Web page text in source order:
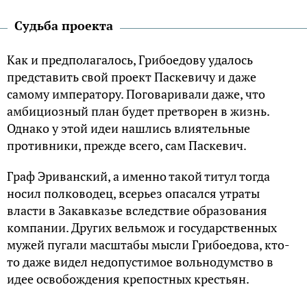
Судьба проекта
Как и предполагалось, Грибоедову удалось
представить свой проект Паскевичу и даже
самому императору. Поговаривали даже, что
амбициозный план будет претворен в жизнь.
Однако у этой идеи нашлись влиятельные
противники, прежде всего, сам Паскевич.
Граф Эриванский, а именно такой титул тогда
носил полководец, всерьез опасался утраты
власти в Закавказье вследствие образования
компании. Других вельмож и государственных
мужей пугали масштабы мысли Грибоедова, кто-
то даже видел недопустимое вольнодумство в
идее освобождения крепостных крестьян.